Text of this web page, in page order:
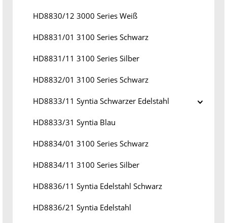
HD8830/12 3000 Series Weiß
HD8831/01 3100 Series Schwarz
HD8831/11 3100 Series Silber
HD8832/01 3100 Series Schwarz
HD8833/11 Syntia Schwarzer Edelstahl
HD8833/31 Syntia Blau
HD8834/01 3100 Series Schwarz
HD8834/11 3100 Series Silber
HD8836/11 Syntia Edelstahl Schwarz
HD8836/21 Syntia Edelstahl